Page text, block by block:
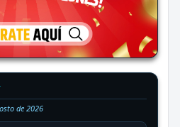
de 2026